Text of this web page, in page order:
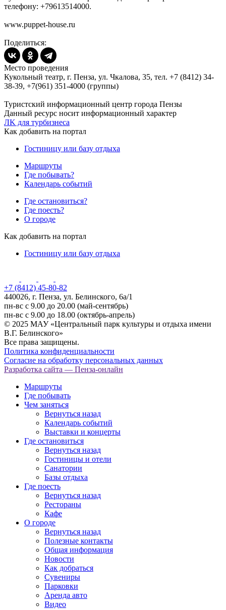
телефону: +79613514000.
www.puppet-house.ru
Поделиться:
Место проведения
Кукольный театр, г. Пенза, ул. Чкалова, 35, тел. +7 (8412) 34-
38-39, +7(961) 351-4000 (группы)
Туристский информационный центр города Пензы
Данный ресурс носит информационный характер
ЛK для турбизнеса
Как добавить на портал
Гостиницу или базу отдыха
Маршруты
Где побывать?
Календарь событий
Где остановиться?
Где поесть?
О городе
Как добавить на портал
Гостиницу или базу отдыха
+7 (8412) 45-80-82
440026, г. Пенза, ул. Белинского, 6а/1
пн-вс с 9.00 до 20.00 (май-сентябрь)
пн-вс с 9.00 до 18.00 (октябрь-апрель)
© 2025 МАУ «Центральный парк культуры и отдыха имени
В.Г. Белинского»
Все права защищены.
Политика конфиденциальности
Согласие на обработку персональных данных
Разработка сайта — Пенза-онлайн
Маршруты
Где побывать
Чем заняться
Вернуться назад
Календарь событий
Выставки и концерты
Где остановиться
Вернуться назад
Гостиницы и отели
Санатории
Базы отдыха
Где поесть
Вернуться назад
Рестораны
Кафе
О городе
Вернуться назад
Полезные контакты
Общая информация
Новости
Как добраться
Сувениры
Парковки
Аренда авто
Видео